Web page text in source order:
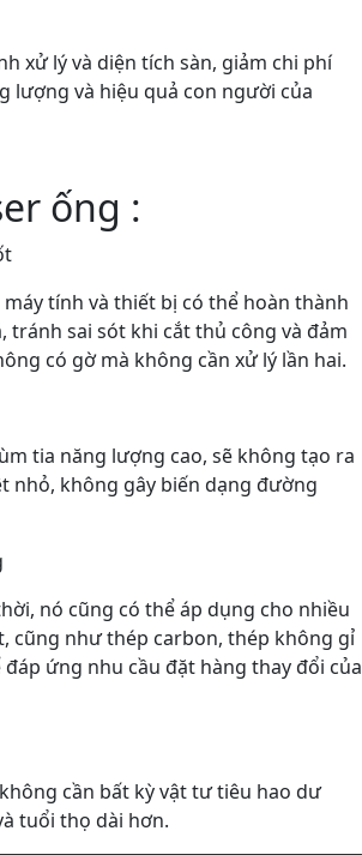
xử lý và diện tích sàn, giảm chi phí
lượng và hiệu quả con người của
ống :
tính và thiết bị có thể hoàn thành
tránh sai sót khi cắt thủ công và đảm
có gờ mà không cần xử lý lần hai.
tia năng lượng cao, sẽ không tạo ra
nhỏ, không gây biến dạng đường
nó cũng có thể áp dụng cho nhiều
cũng như thép carbon, thép không gỉ
ứng nhu cầu đặt hàng thay đổi của
cần bất kỳ vật tư tiêu hao dư
tuổi thọ dài hơn.